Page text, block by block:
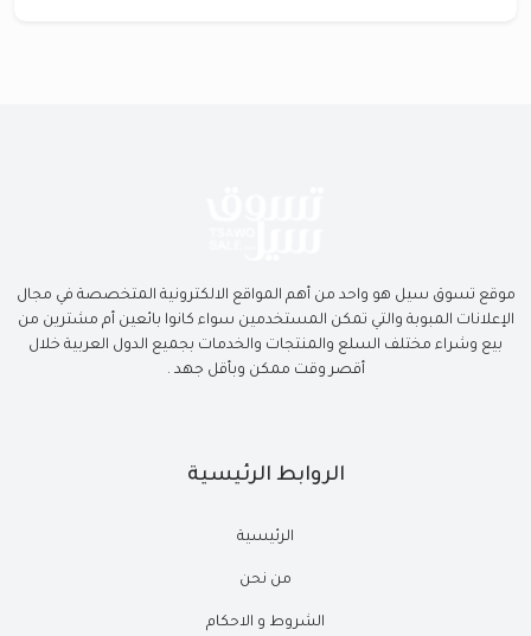
موقع تسوق سيل هو واحد من أهم المواقع الالكترونية المتخصصة في مجال
الإعلانات المبوبة والتي تمكن المستخدمين سواء كانوا بائعين أم مشترين من
بيع وشراء مختلف السلع والمنتجات والخدمات بجميع الدول العربية خلال
أقصر وقت ممكن وبأقل جهد .
الروابط الرئيسية
الرئيسية
من نحن
الشروط و الاحكام